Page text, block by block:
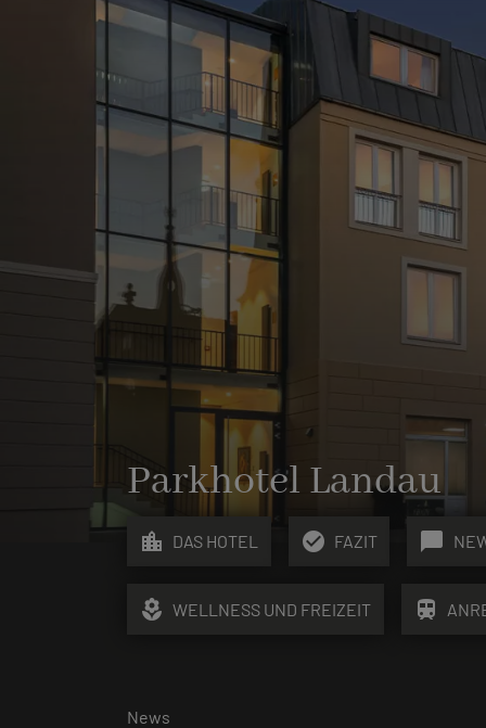
Parkhotel Landau
location_city DAS HOTEL check_circle FAZIT chat_bubble
local_florist WELLNESS UND FREIZEIT train
News